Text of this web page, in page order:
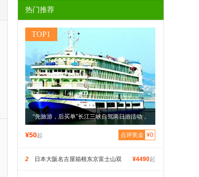
热门推荐
“先旅游，后买单”长江三峡自驾两日游活动，
市场价值489元，只需预付50元
TOP1
点评奖金 ¥0
¥50起
¥4490起
2 日本大阪名古屋箱根东京富士山双